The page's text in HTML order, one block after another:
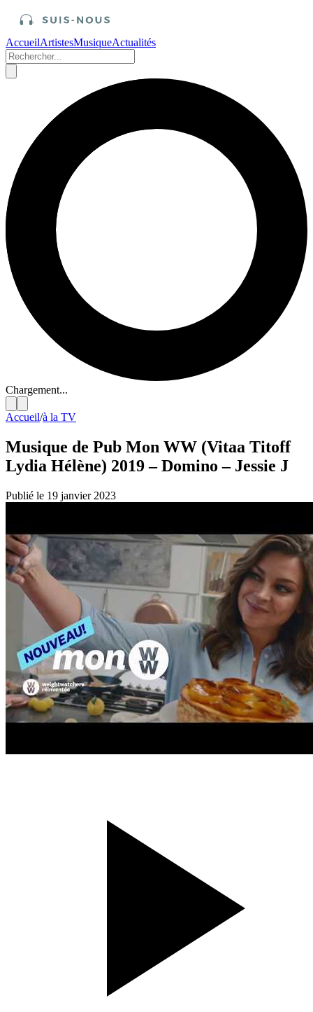
AccueilArtistesMusiqueActualités
Chargement...
Accueil/à la TV
Musique de Pub Mon WW (Vitaa Titoff
Lydia Hélène) 2019 – Domino – Jessie J
Publié le 19 janvier 2023